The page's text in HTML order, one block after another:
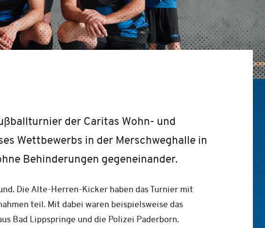
der Caritas Wohn- und
Wettbewerbs in der Merschweghalle in
Behinderungen gegeneinander.
Die Alte-Herren-Kicker haben das Turnier mit
teil. Mit dabei waren beispielsweise das
Bad Lippspringe und die Polizei Paderborn.